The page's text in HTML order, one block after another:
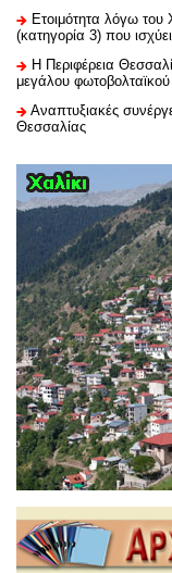
Ετοιμότητα λόγω
(κατηγορία 3) που
H Περιφέρεια
μεγάλου
Αναπτυξιακές
Θεσσαλίας